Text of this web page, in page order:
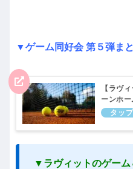
▼ゲーム同好会 第５弾ま
【ラヴ
ーンホ
るボード
▼ラヴィットのゲーム